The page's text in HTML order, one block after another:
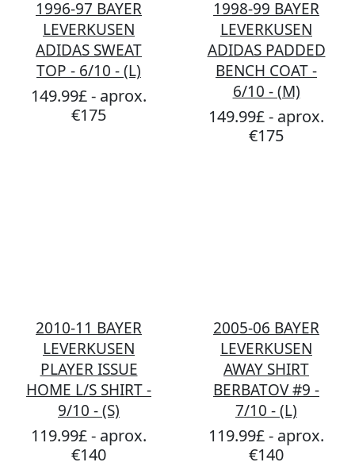
1996-97 BAYER
LEVERKUSEN
ADIDAS SWEAT
TOP - 6/10 - (L)
149.99£ - aprox.
€175
1998-99 BAYER
LEVERKUSEN
ADIDAS PADDED
BENCH COAT -
6/10 - (M)
149.99£ - aprox.
€175
2010-11 BAYER
LEVERKUSEN
PLAYER ISSUE
HOME L/S SHIRT -
9/10 - (S)
119.99£ - aprox.
€140
2005-06 BAYER
LEVERKUSEN
AWAY SHIRT
BERBATOV #9 -
7/10 - (L)
119.99£ - aprox.
€140